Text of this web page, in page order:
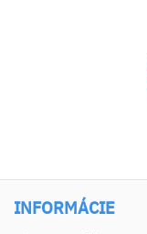
INFORMÁCIE